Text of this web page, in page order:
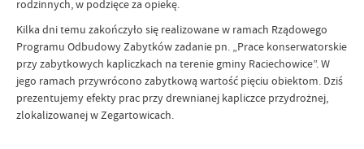
rodzinnych, w podzięce za opiekę.
Kilka dni temu zakończyło się realizowane w ramach Rządowego
Programu Odbudowy Zabytków zadanie pn. „Prace konserwatorskie
przy zabytkowych kapliczkach na terenie gminy Raciechowice”. W
jego ramach przywrócono zabytkową wartość pięciu obiektom. Dziś
prezentujemy efekty prac przy drewnianej kapliczce przydrożnej,
zlokalizowanej w Zegartowicach.